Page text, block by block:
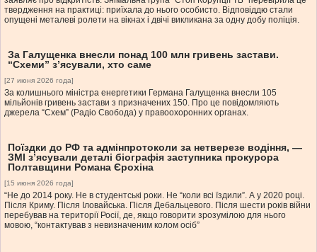
твердження на практиці: приїхала до нього особисто. Відповіддю стали
опущені металеві ролети на вікнах і двічі викликана за одну добу поліція.
За Галущенка внесли понад 100 млн гривень застави.
“Схеми” з’ясували, хто саме
[27 июня 2026 года]
За колишнього міністра енергетики Германа Галущенка внесли 105
мільйонів гривень застави з призначених 150. Про це повідомляють
джерела “Схем” (Радіо Свобода) у правоохоронних органах.
Поїздки до РФ та адмінпротоколи за нетверезе водіння, —
ЗМІ з’ясували деталі біографія заступника прокурора
Полтавщини Романа Єрохіна
[15 июня 2026 года]
“Не до 2014 року. Не в студентські роки. Не “коли всі їздили”. А у 2020 році.
Після Криму. Після Іловайська. Після Дебальцевого. Після шести років війни
перебував на території Росії, де, якщо говорити зрозумілою для нього
мовою, “контактував з невизначеним колом осіб”